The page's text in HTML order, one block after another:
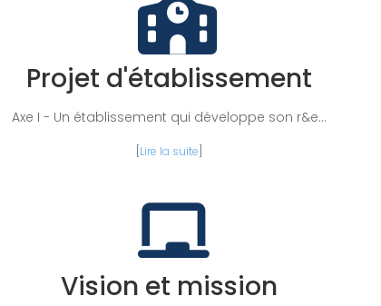
Projet d'établissement
Axe I - Un établissement qui développe son r&e...
Lire la suite
Vision et mission